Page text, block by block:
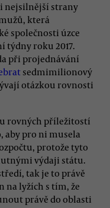
nejsilnější strany
která
společnosti úzce
týdny roku 2017.
při projednávání
sedmimilionový
otázkou rovnosti
rovných příležitostí
aby pro ni musela
protože tyto
výdaji státu.
tak je to právě
na lyžích s tím, že
právě do oblasti